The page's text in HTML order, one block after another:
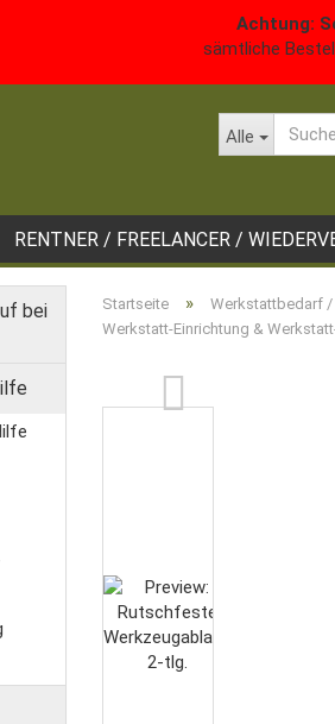
Alle
Achtung:
sämtliche
RENTNER / FREELANCER /
Startseite » Werkstattbedarf /
Werkstatt-Einrichtung &
bei